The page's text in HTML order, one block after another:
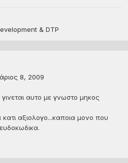
& DTP
8, 2009
αυτο με γνωστο μηκος
αξιολογο...καποια μονο που